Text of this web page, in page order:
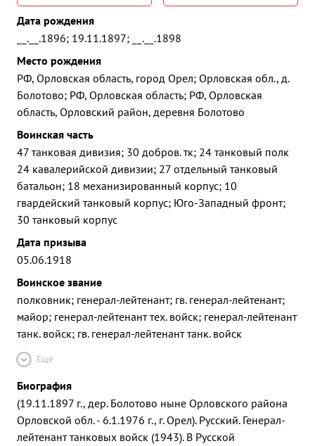
Дата рождения
__.__.1896; 19.11.1897; __.__.1898
Место рождения
РФ, Орловская область, город Орел; Орловская обл., д.
Болотово; РФ, Орловская область; РФ, Орловская
область, Орловский район, деревня Болотово
Воинская часть
47 танковая дивизия; 30 добров. тк; 24 танковый полк
24 кавалерийской дивизии; 27 отдельный танковый
батальон; 18 механизированный корпус; 10
гвардейский танковый корпус; Юго-Западный фронт;
30 танковый корпус
Дата призыва
05.06.1918
Воинское звание
полковник; генерал-лейтенант; гв. генерал-лейтенант;
майор; генерал-лейтенант тех. войск; генерал-лейтенант
танк. войск; гв. генерал-лейтенант танк. войск
Ещё
Биография
(19.11.1897 г., дер. Болотово ныне Орловского района
Орловской обл. - 6.1.1976 г., г. Орел). Русский. Генерал-
лейтенант танковых войск (1943). В Русской